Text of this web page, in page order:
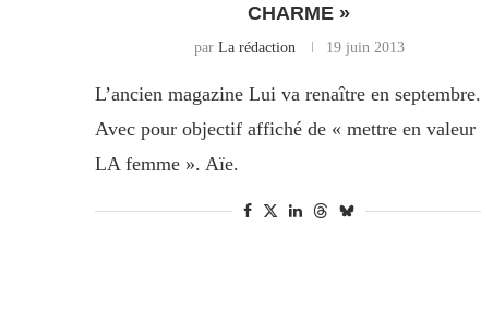
CHARME »
par La rédaction 19 juin 2013
L’ancien magazine Lui va renaître en septembre.
Avec pour objectif affiché de « mettre en valeur
LA femme ». Aïe.